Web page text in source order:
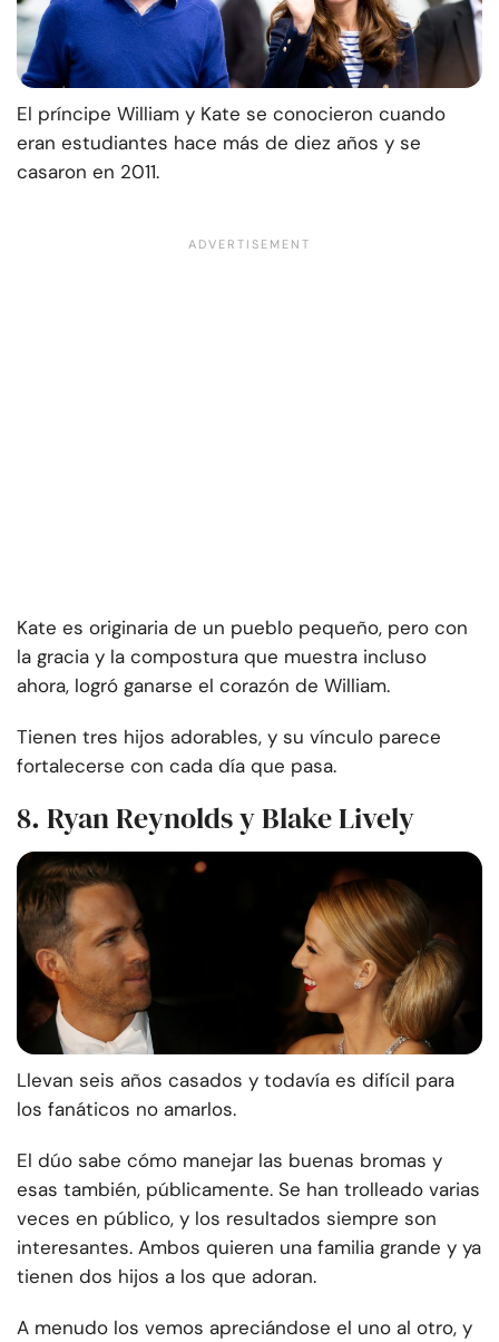
El príncipe William y Kate se conocieron cuando
eran estudiantes hace más de diez años y se
casaron en 2011.
Kate es originaria de un pueblo pequeño, pero con
la gracia y la compostura que muestra incluso
ahora, logró ganarse el corazón de William.
Tienen tres hijos adorables, y su vínculo parece
fortalecerse con cada día que pasa.
8. Ryan Reynolds y Blake Lively
Llevan seis años casados y todavía es difícil para
los fanáticos no amarlos.
El dúo sabe cómo manejar las buenas bromas y
esas también, públicamente. Se han trolleado varias
veces en público, y los resultados siempre son
interesantes. Ambos quieren una familia grande y ya
tienen dos hijos a los que adoran.
A menudo los vemos apreciándose el uno al otro, y